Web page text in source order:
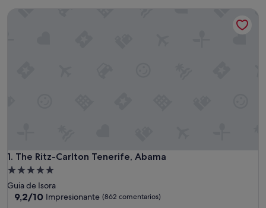
1. The Ritz-Carlton Tenerife, Abama
The Ritz-Carlton Tenerife, Abama
Alojamiento
de
5.0 estrellas
Guia de Isora
9.2
9,2/10 Impresionante (862 comentarios)